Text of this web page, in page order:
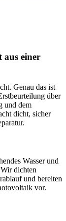
aus einer
Genau das ist
über
und dem
dicht, sicher
Wasser und
dichten
und bereiten
vor.